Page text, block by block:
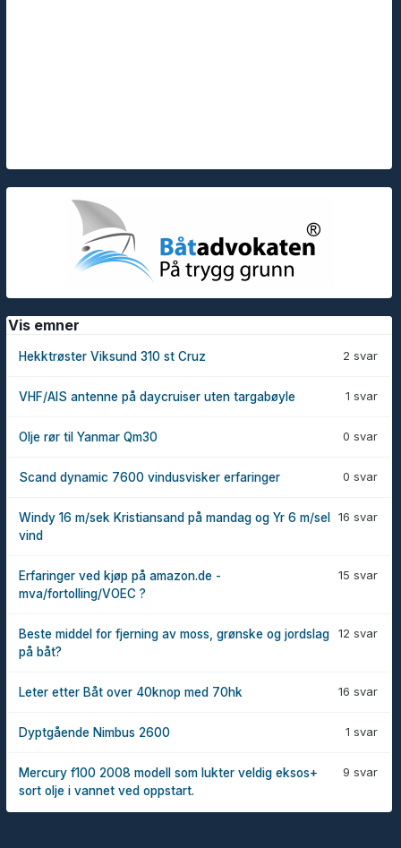
Vis emner
2 svar
Hekktrøster Viksund 310 st Cruz
1 svar
VHF/AIS antenne på daycruiser uten targabøyle
0 svar
Olje rør til Yanmar Qm30
0 svar
Scand dynamic 7600 vindusvisker erfaringer
16 svar
Windy 16 m/sek Kristiansand på mandag og Yr 6 m/sel
vind
15 svar
Erfaringer ved kjøp på amazon.de -
mva/fortolling/VOEC ?
12 svar
Beste middel for fjerning av moss, grønske og jordslag
på båt?
16 svar
Leter etter Båt over 40knop med 70hk
1 svar
Dyptgående Nimbus 2600
9 svar
Mercury f100 2008 modell som lukter veldig eksos+
sort olje i vannet ved oppstart.